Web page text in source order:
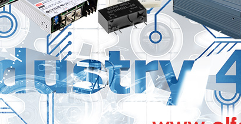
Transformamos las tendencias de la industria
en productos innovadores: Schaeffler
presenta su portafolio ampliado para
máquinas-herramienta
7 DE AGOSTO DE 2025
Para la periferia de la maquinaria de producción: nuevos